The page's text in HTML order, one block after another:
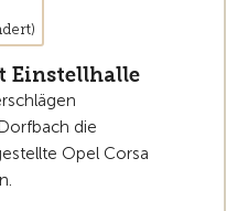
Einstellhalle
die
Opel Corsa